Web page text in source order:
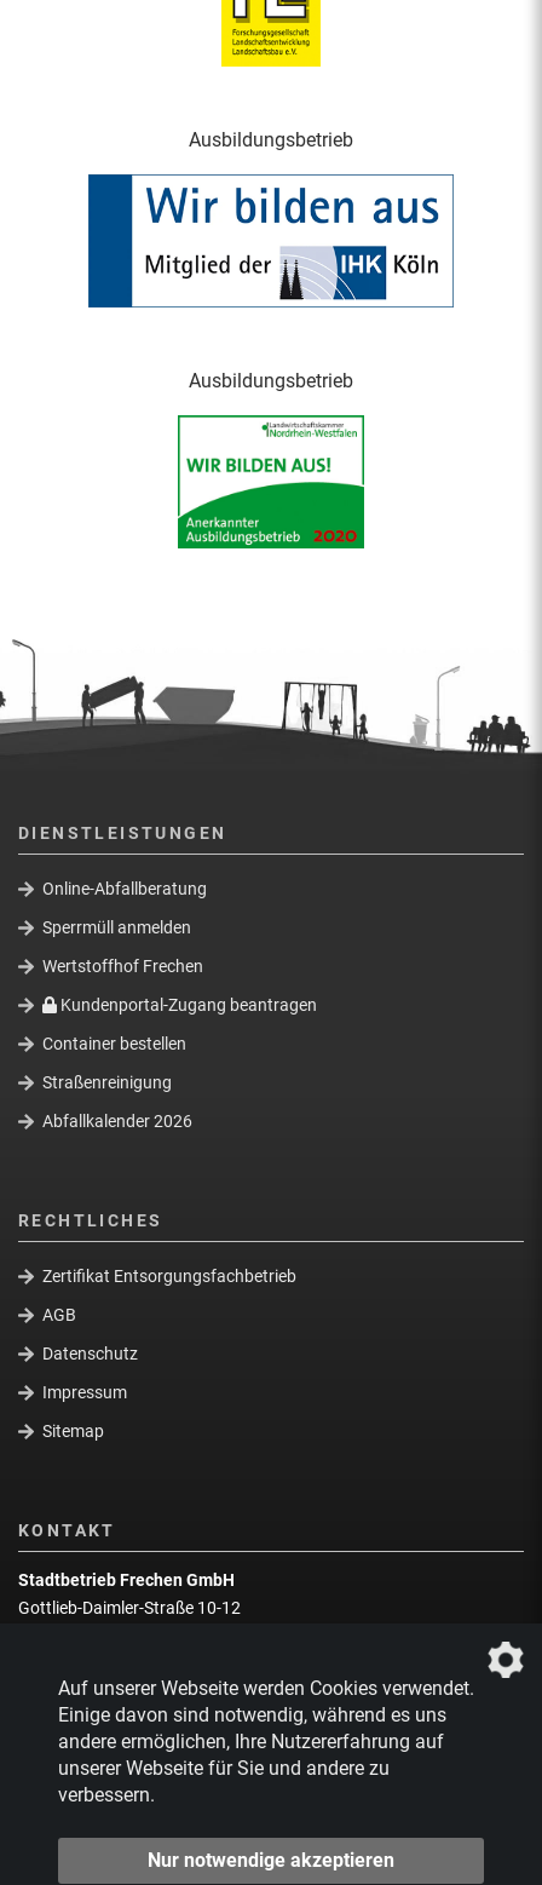
Ausbildungsbetrieb
Ausbildungsbetrieb
DIENSTLEISTUNGEN
Online-Abfallberatung
Sperrmüll anmelden
Wertstoffhof Frechen
Kundenportal-Zugang beantragen
Container bestellen
Straßenreinigung
Abfallkalender 2026
RECHTLICHES
Zertifikat Entsorgungsfachbetrieb
AGB
Datenschutz
Impressum
Sitemap
KONTAKT
Stadtbetrieb Frechen GmbH
Gottlieb-Daimler-Straße 10-12
Zentrale:02234 9217-0
Abfallberatung:02234 9217-17
Auf unserer Webseite werden Cookies verwendet.
Einige davon sind notwendig, während es uns
andere ermöglichen, Ihre Nutzererfahrung auf
unserer Webseite für Sie und andere zu
verbessern.
Nur notwendige akzeptieren